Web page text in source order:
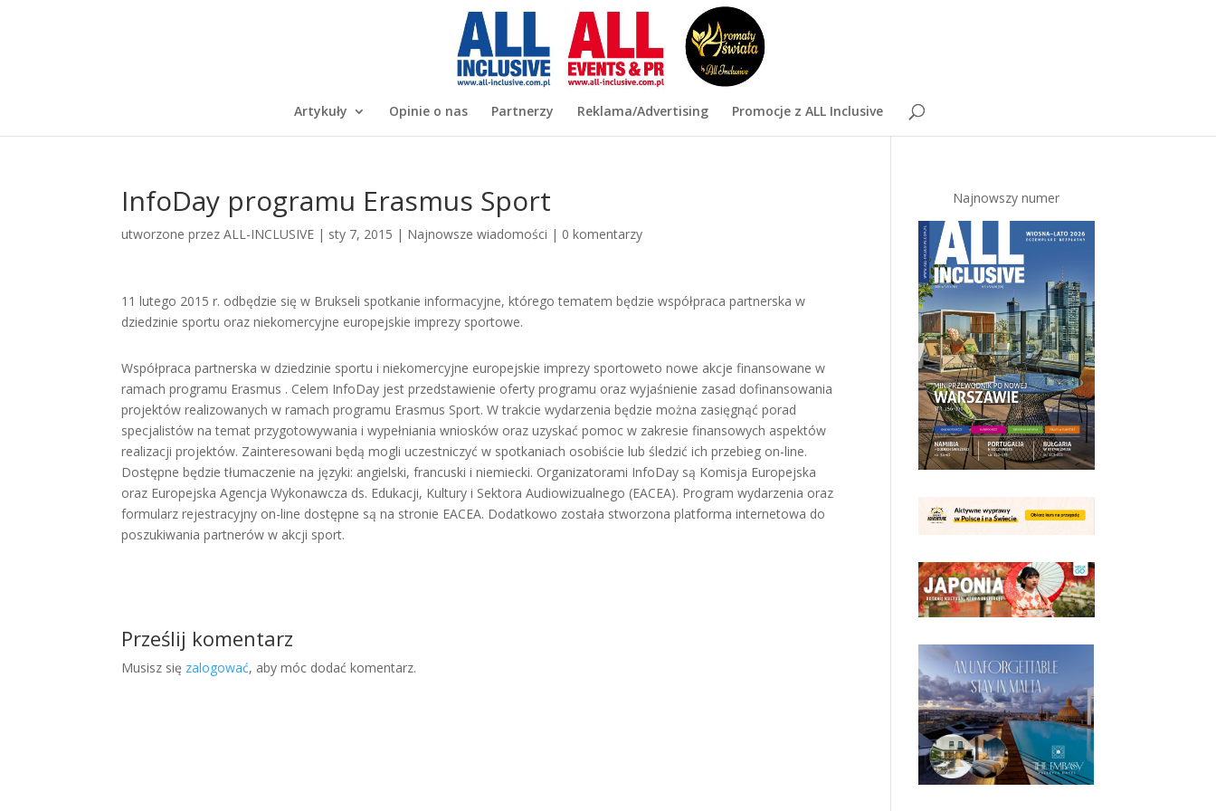
Artykuły Opinie o nas Partnerzy Reklama/Advertising Promocje z ALL Inclusive
InfoDay programu Erasmus Sport
utworzone przezALL-INCLUSIVE | sty 7, 2015 | Najnowsze wiadomości | 0 komentarzy
11 lutego 2015 r. odbędzie się w Brukseli spotkanie informacyjne, którego tematem będzie współpraca partnerska w
dziedzinie sportu oraz niekomercyjne europejskie imprezy sportowe.
Współpraca partnerska w dziedzinie sportu i niekomercyjne europejskie imprezy sportoweto nowe akcje finansowane w
ramach programu Erasmus . Celem InfoDay jest przedstawienie oferty programu oraz wyjaśnienie zasad dofinansowania
projektów realizowanych w ramach programu Erasmus Sport. W trakcie wydarzenia będzie można zasięgnąć porad
specjalistów na temat przygotowywania i wypełniania wniosków oraz uzyskać pomoc w zakresie finansowych aspektów
realizacji projektów. Zainteresowani będą mogli uczestniczyć w spotkaniach osobiście lub śledzić ich przebieg on-line.
Dostępne będzie tłumaczenie na języki: angielski, francuski i niemiecki. Organizatorami InfoDay są Komisja Europejska
oraz Europejska Agencja Wykonawcza ds. Edukacji, Kultury i Sektora Audiowizualnego (EACEA). Program wydarzenia oraz
formularz rejestracyjny on-line dostępne są na stronie EACEA. Dodatkowo została stworzona platforma internetowa do
poszukiwania partnerów w akcji sport.
Prześlij komentarz
Musisz się zalogować, aby móc dodać komentarz.
Najnowszy numer